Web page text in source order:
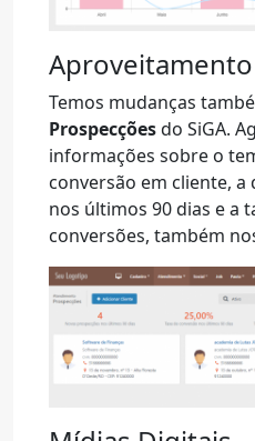
Temos mudanças
Prospecçõesdo SiGA.
informações sobre o
conversão em cliente,
nos últimos 90 dias e a
conversões, também